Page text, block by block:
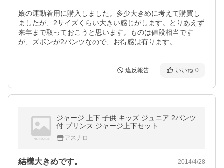
娘の運動着用に購入しました。多少大きめに考えて購買し
ましたが、2サイズくらい大きい感じがします。とりあえず
来年まで取っておこうと思います。ものは値段相当です
が、ズボンが2パンツなので、お得感は有ります。
違反報告 いいね 0
ジャージ 上下 子供 キッズ ジュニア 2パンツ
付 プリンス ジャージ上下セット
アスナロ
結構大きめです。 2014/4/28